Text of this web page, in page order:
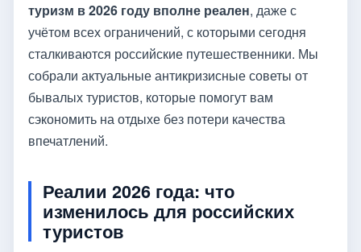
туризм в 2026 году вполне реален, даже с
учётом всех ограничений, с которыми сегодня
сталкиваются российские путешественники. Мы
собрали актуальные антикризисные советы от
бывалых туристов, которые помогут вам
сэкономить на отдыхе без потери качества
впечатлений.
Реалии 2026 года: что
изменилось для российских
туристов